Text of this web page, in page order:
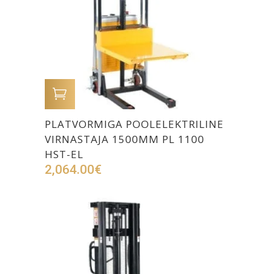
LISA OSTUKORVI
PLATVORMIGA POOLELEKTRILINE
VIRNASTAJA 1500MM PL 1100
HST-EL
2,064.00€